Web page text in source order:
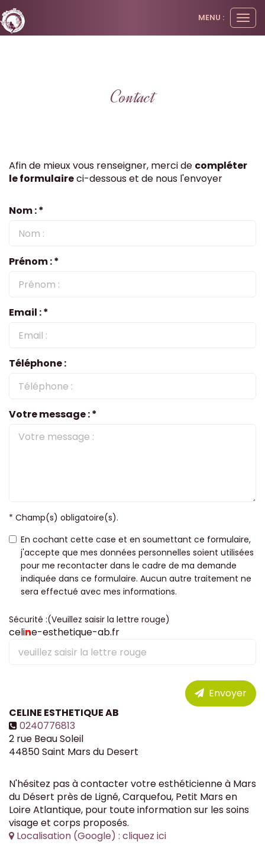
le
MENU :
Contact
Afin de mieux vous renseigner, merci de compléter
le formulaireci-dessous et de nous l'envoyer
Nom : *
Prénom : *
Email : *
Téléphone :
Votre message : *
* Champ(s) obligatoire(s).
En cochant cette case et en soumettant ce formulaire,
j'accepte que mes données personnelles soient utilisées
pour me recontacter dans le cadre de ma demande
indiquée dans ce formulaire. Aucun autre traitement ne
sera effectué avec mes informations.
Sécurité :(Veuillez saisir la lettre rouge)
celine-esthetique-ab.fr
Envoyer
CELINE ESTHETIQUE AB
0240776813
2 rue Beau Soleil
44850Saint Mars du Desert
N'hésitez pas à contacter votre esthéticienne à Mars
du Désert près de Ligné, Carquefou, Petit Mars en
Loire Atlantique, pour toute information sur les soins
visage et corps proposés.
Localisation (Google) : cliquez ici
Panneau de gestion des cookies